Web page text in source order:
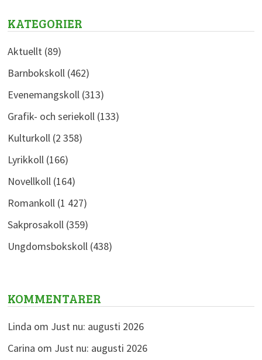
KATEGORIER
Aktuellt(89)
Barnbokskoll(462)
Evenemangskoll(313)
Grafik- och seriekoll(133)
Kulturkoll(2 358)
Lyrikkoll(166)
Novellkoll(164)
Romankoll(1 427)
Sakprosakoll(359)
Ungdomsbokskoll(438)
KOMMENTARER
Linda om Just nu: augusti 2026
Carina om Just nu: augusti 2026